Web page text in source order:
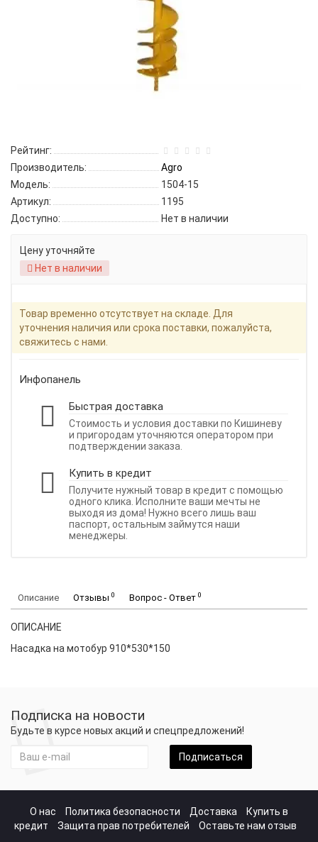
Рейтинг:
Производитель:
Agro
Модель:
1504-15
Артикул:
1195
Доступно:
Нет в наличии
Цену уточняйте
Нет в наличии
Товар временно отсутствует на складе. Для
уточнения наличия или срока поставки, пожалуйста,
свяжитесь с нами.
Инфопанель
Быстрая доставка
Стоимость и условия доставки по Кишиневу
и пригородам уточняются оператором при
подтверждении заказа.
Купить в кредит
Получите нужный товар в кредит с помощью
одного клика. Исполните ваши мечты не
выходя из дома! Нужно всего лишь ваш
паспорт, остальным займутся наши
менеджеры.
Описание Отзывы 0 Вопрос - Ответ 0
ОПИСАНИЕ
Насадка на мотобур 910*530*150
Подписка на новости
Будьте в курсе новых акций и спецпредложений!
Подписаться
О нас Политика безопасности Доставка
Купить в
кредит
Защита прав потребителей Оставьте нам отзыв